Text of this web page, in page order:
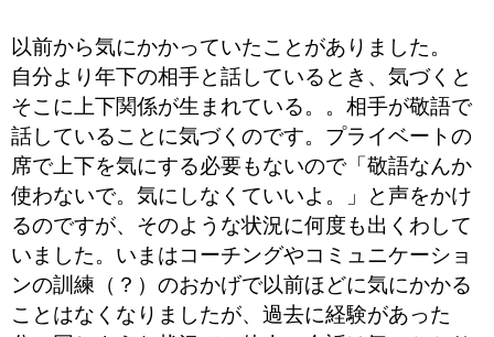
以前から気にかかっていたことがありました。
自分より年下の相手と話しているとき、気づくと
そこに上下関係が生まれている。。相手が敬語で
話していることに気づくのです。プライベートの
席で上下を気にする必要もないので「敬語なんか
使わないで。気にしなくていいよ。」と声をかけ
るのですが、そのような状況に何度も出くわして
いました。いまはコーチングやコミュニケーショ
ンの訓練（？）のおかげで以前ほどに気にかかる
ことはなくなりましたが、過去に経験があった